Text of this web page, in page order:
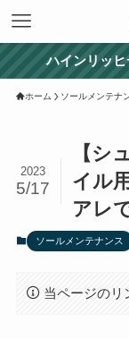
ハインリッ
ホーム ソールメンテナ
【シ
イル
アレ
2023
5/17
ソールメンテナンス
当ページのリ